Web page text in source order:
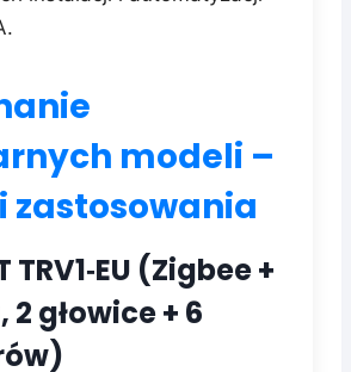
modeli –
zastosowania
TRV1‑EU (Zigbee +
głowice + 6